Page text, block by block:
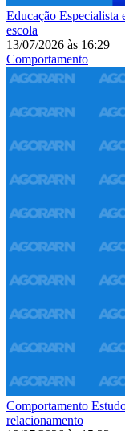
Educação Especialista
escola
13/07/2026 às 16:29
Comportamento
Comportamento
relacionamento